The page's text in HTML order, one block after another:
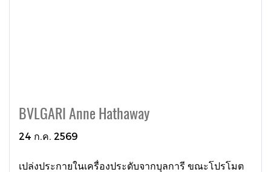
BVLGARI Anne Hathaway
24 ก.ค. 2569
เปล่งประกายในเครื่องประดับจากบุลการี ขณะโปรโมต